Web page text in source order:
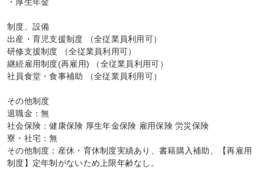
制度、設備
出産・育児支援制度 （全従業員利用可）
研修支援制度 （全従業員利用可）
継続雇用制度(再雇用) （全従業員利用可）
社員食堂・食事補助 （全従業員利用可）
その他制度
退職金：無
社会保険：健康保険 厚生年金保険 雇用保険 労災保険
寮・社宅：無
その他制度：産休・育休制度実績あり、書籍購入補助、【再雇用
制度】定年制がないため上限年齢なし。